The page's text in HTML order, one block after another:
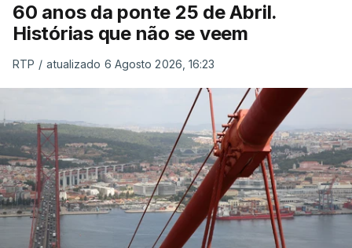
60 anos da ponte 25 de Abril.
Histórias que não se veem
RTP / atualizado 6 Agosto 2026, 16:23